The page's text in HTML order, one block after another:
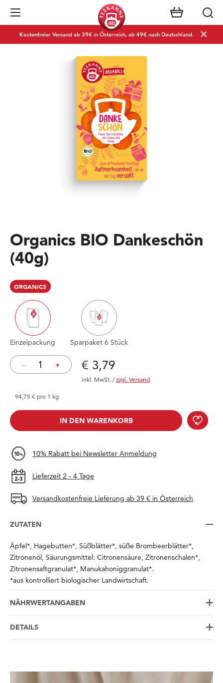
Navigation öffnen
Kostenfreier Versand ab 39€ in Österreich, ab 49€ nach Deutschland.
Organics BIO Dankeschön
(40g)
ORGANICS
Einzelpackung Sparpaket 6 Stück
– + Preis: € 3,79
€ 3,79
inkl. MwSt. /zzgl. Versand
94,75 € pro 1 kg
IN DEN WARENKORB
10% Rabatt bei Newsletter Anmeldung
Lieferzeit 2 - 4 Tage
Versandkostenfreie Lieferung ab 39 € in Österreich
ZUTATEN
Äpfel*, Hagebutten*, Süßblätter*, süße Brombeerblätter*,
Zitronenöl, Säurungsmittel: Citronensäure, Zitronenschalen*,
Zitronensaftgranulat*, Manukahoniggranulat*.
*aus kontrolliert biologischer Landwirtschaft.
NÄHRWERTANGABEN
DETAILS